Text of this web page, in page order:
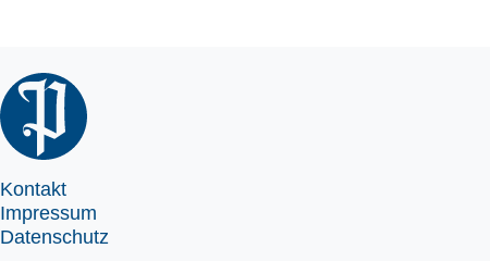
Kontakt
Impressum
Datenschutz